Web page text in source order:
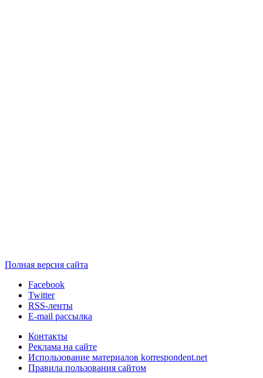
Полная версия сайта
Facebook
Twitter
RSS-ленты
E-mail рассылка
Контакты
Реклама на сайте
Использование материалов korrespondent.net
Правила пользования сайтом